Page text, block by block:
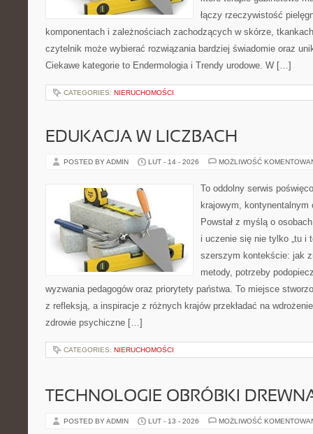
łączy rzeczywistość
komponentach i zależnościach zachodzących w skórze,
czytelnik może wybierać rozwiązania bardziej świadomie oraz
Ciekawe kategorie to Endermologia i Trendy urodowe. W […]
CATEGORIES: NIERUCHOMOŚCI
EDUKACJA W LICZBACH
POSTED BY ADMIN LUT - 14 - 2026 MOŻLIWOŚĆ
To oddolny serwis
krajowym, kontynentalnym
Powstał z myślą o
i uczenie się nie tylko „tu i
szerszym kontekście: jak
metody, potrzeby
wyzwania pedagogów oraz priorytety państwa. To miejsce
z refleksją, a inspiracje z różnych krajów przekładać na
zdrowie psychiczne […]
CATEGORIES: NIERUCHOMOŚCI
TECHNOLOGIE OBRÓBKI
POSTED BY ADMIN LUT - 13 - 2026 MOŻLIWOŚĆ